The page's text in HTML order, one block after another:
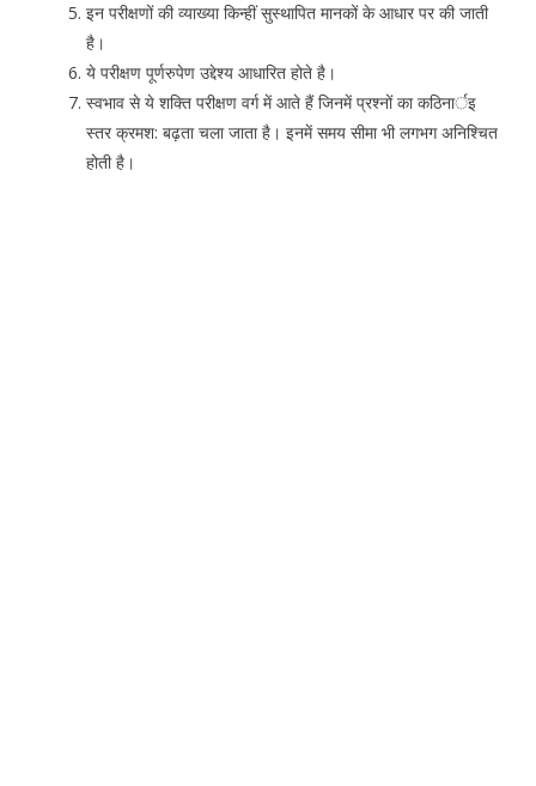
इन परीक्षणों की व्याख्या किन्हीं सुस्थापित मानकों के आधार पर की जाती
है।
ये परीक्षण पूर्णरुपेण उद्देश्य आधारित होते है।
स्वभाव से ये शक्ति परीक्षण वर्ग में आते हैं जिनमें प्रश्नों का कठिनार्इ
स्तर क्रमश: बढ़ता चला जाता है। इनमें समय सीमा भी लगभग अनिश्चित
होती है।